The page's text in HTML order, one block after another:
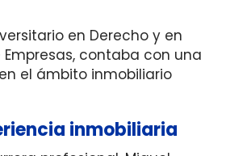
en Derecho y en
contaba con una
el ámbito inmobiliario
inmobiliaria